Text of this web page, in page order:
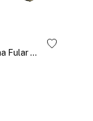
Bej Kaz Ayağı Desenli Bandana Fular Renkli